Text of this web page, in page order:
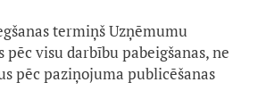
termiņš Uzņēmumu
visu darbību pabeigšanas, ne
pēc paziņojuma publicēšanas